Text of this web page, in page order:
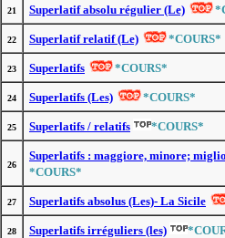
21 Superlatif absolu régulier (Le)
22 Superlatif relatif (Le) *COURS*
23 Superlatifs *COURS*
24 Superlatifs (Les) *COURS*
25 Superlatifs / relatifs *COURS*
26
Superlatifs : maggiore, minore;
*COURS*
27 Superlatifs absolus (Les)- La Sicile
28 Superlatifs irréguliers (les)